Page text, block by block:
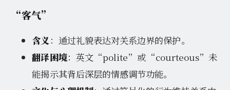
“客气”
含义：通过礼貌表达对关系边界的保护。
翻译困境：英文“polite”或“courteous”未
能揭示其背后深层的情感调节功能。